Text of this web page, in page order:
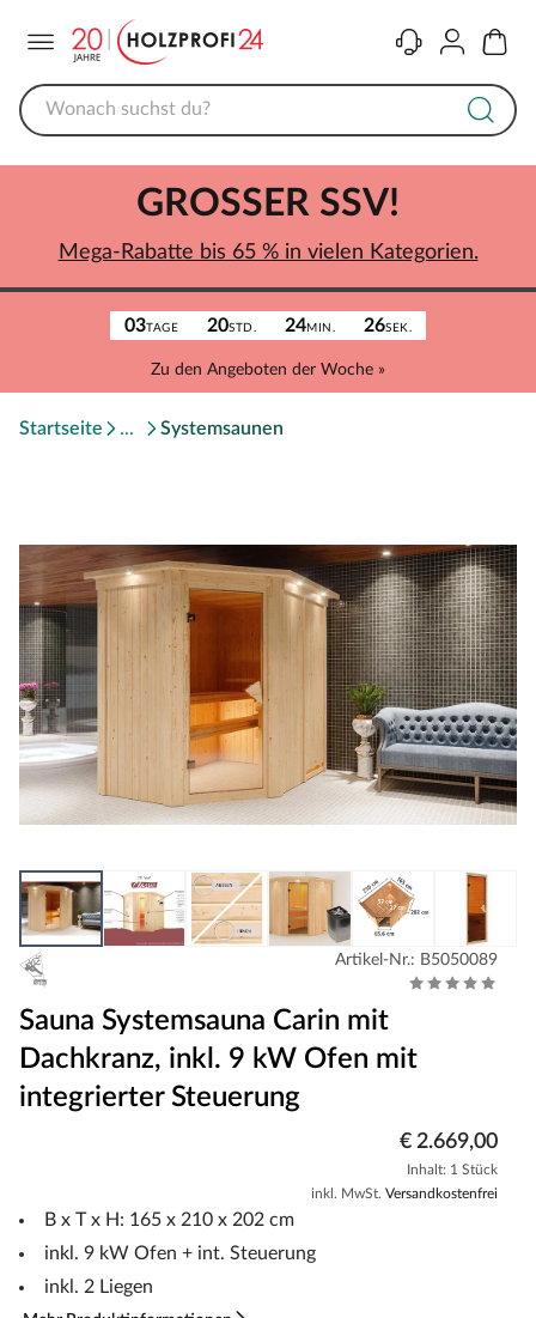
KontaktKonto
03TAGE 20STD. 24MIN. 26SEK.
Zu den Angeboten der Woche »
GROSSER SSV!
Mega-Rabatte bis 65 % in vielen Kategorien.
Startseite Systemsaunen
Artikel-Nr.: B5050089
Sauna Systemsauna Carin mit
Dachkranz, inkl. 9 kW Ofen mit
integrierter Steuerung
€ 2.669,00
Inhalt: 1 Stück
inkl. MwSt. Versandkostenfrei
B x T x H: 165 x 210 x 202 cm
inkl. 9 kW Ofen + int. Steuerung
inkl. 2 Liegen